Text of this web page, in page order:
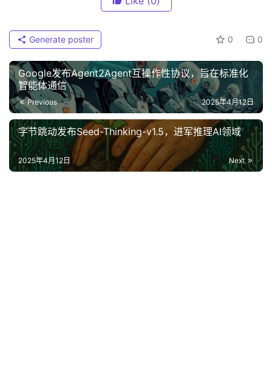
0 0
Generate poster
Google发布Agent2Agent互操作性协议，旨在标准化
智能体通信‌
Previous 2025年4月12日
字节跳动发布Seed-Thinking-v1.5，进军推理AI领域
Next
2025年4月12日